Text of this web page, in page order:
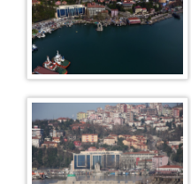
Ceza Mahkemeleri
1. Ağır Ceza Mahkemesi
2. Ağır Ceza Mahkemesi
3. Ağır Ceza Mahkemesi
Asliye Ceza Mahkemeleri
1. Asliye Ceza